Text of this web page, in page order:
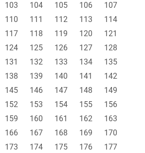
103 104 105 106
107
110 111 112 113
114
117 118 119 120
121
124 125 126 127
128
131 132 133 134
135
138 139 140 141
142
145 146 147 148
149
152 153 154 155
156
159 160 161 162
163
166 167 168 169
170
173 174 175 176
177